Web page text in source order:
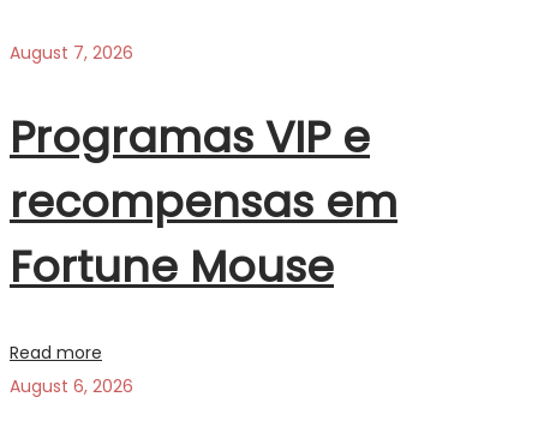
August 7, 2026
Programas VIP e
recompensas em
Fortune Mouse
Read more
August 6, 2026